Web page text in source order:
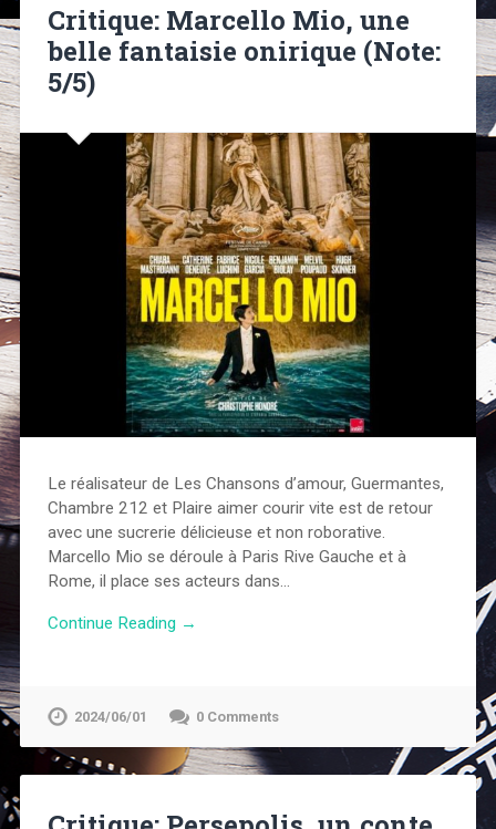
Critique: Marcello Mio, une
belle fantaisie onirique (Note:
5/5)
Le réalisateur de Les Chansons d’amour, Guermantes,
Chambre 212 et Plaire aimer courir vite est de retour
avec une sucrerie délicieuse et non roborative.
Marcello Mio se déroule à Paris Rive Gauche et à
Rome, il place ses acteurs dans…
Continue Reading →
2024/06/01 0 Comments